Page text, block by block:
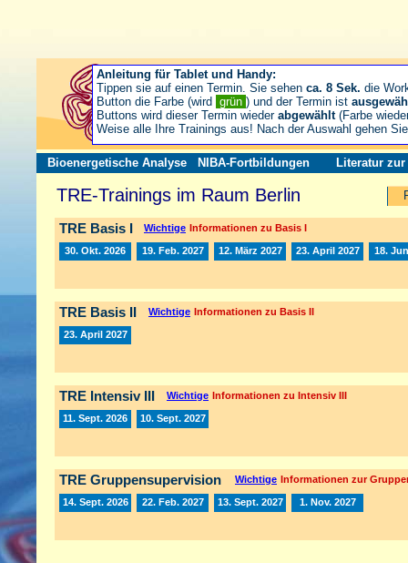
Bioenergetische Analyse NIBA-Fortbildungen Literatur zur
TRE-Trainings im Raum Berlin
TRE Basis I Wichtige Informationen zu Basis I
30. Okt. 2026 19. Feb. 2027 12. März 2027 23. April 2027 18.
TRE Basis II Wichtige Informationen zu Basis II
23. April 2027
TRE Intensiv III Wichtige Informationen zu Intensiv III
11. Sept. 2026 10. Sept. 2027
TRE Gruppensupervision Wichtige Informationen zur
14. Sept. 2026 22. Feb. 2027 13. Sept. 2027 1. Nov. 2027
Anleitung für Tablet und Handy:
Tippen sie auf einen Termin. Sie sehen ca. 8 Sek. die
Button die Farbe (wird grün ) und der Termin ist
Buttons wird dieser Termin wieder abgewählt(Farbe
Weise alle Ihre Trainings aus! Nach der Auswahl gehen